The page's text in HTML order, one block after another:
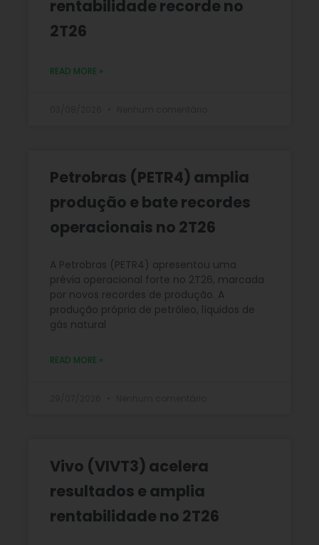
rentabilidade recorde no
2T26
READ MORE »
Petrobras (PETR4) amplia
produção e bate recordes
operacionais no 2T26
A Petrobras (PETR4) apresentou uma
prévia operacional forte no 2T26, marcada
por novos recordes de produção. A
produção própria de petróleo, líquidos de
gás natural
READ MORE »
Vivo (VIVT3) acelera
resultados e amplia
rentabilidade no 2T26